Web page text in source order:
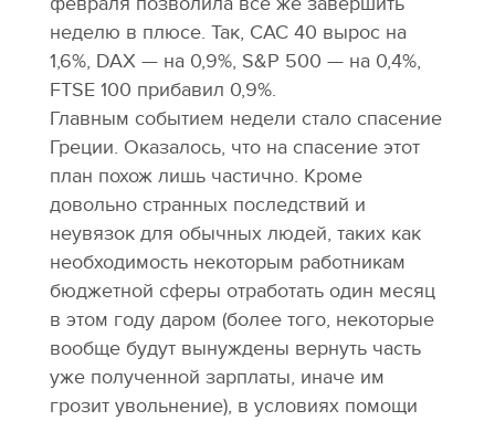
неделю в плюсе. Так, САС 40 вырос на
1,6%, DAX — на 0,9%, S&P 500 — на 0,4%,
FTSE 100 прибавил 0,9%.
Главным событием недели стало спасение
Греции. Оказалось, что на спасение этот
план похож лишь частично. Кроме
довольно странных последствий и
неувязок для обычных людей, таких как
необходимость некоторым работникам
бюджетной сферы отработать один месяц
в этом году даром (более того, некоторые
вообще будут вынуждены вернуть часть
уже полученной зарплаты, иначе им
грозит увольнение), в условиях помощи